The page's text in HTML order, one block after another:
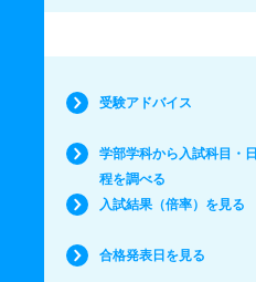
受験アドバイス
学部学科から入試科目・日
程を調べる
入試結果（倍率）を見る
合格発表日を見る